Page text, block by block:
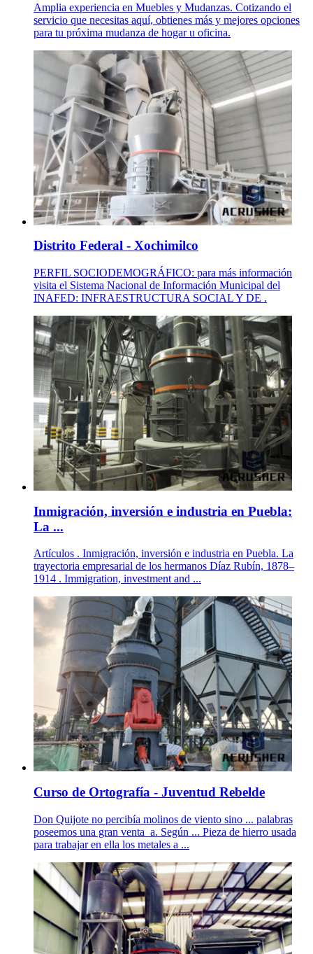
Amplia experiencia en Muebles y Mudanzas. Cotizando el
servicio que necesitas aquí, obtienes más y mejores opciones
para tu próxima mudanza de hogar u oficina.
Distrito Federal - Xochimilco
PERFIL SOCIODEMOGRÁFICO: para más información
visita el Sistema Nacional de Información Municipal del
INAFED: INFRAESTRUCTURA SOCIAL Y DE .
Inmigración, inversión e industria en Puebla:
La ...
Artículos . Inmigración, inversión e industria en Puebla. La
trayectoria empresarial de los hermanos Díaz Rubín, 1878–
1914 . Immigration, investment and ...
Curso de Ortografía - Juventud Rebelde
Don Quijote no percibía molinos de viento sino ... palabras
poseemos una gran venta_a. Según ... Pieza de hierro usada
para trabajar en ella los metales a ...